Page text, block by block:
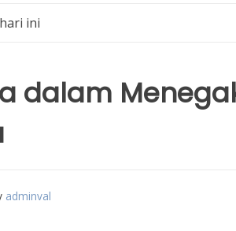
ini
dalam
adminval